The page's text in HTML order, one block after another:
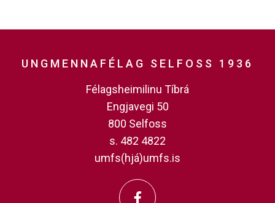
UNGMENNAFÉLAG SELFOSS 1936
Félagsheimilinu Tíbrá
Engjavegi 50
800 Selfoss
s. 482 4822
umfs(hjá)umfs.is